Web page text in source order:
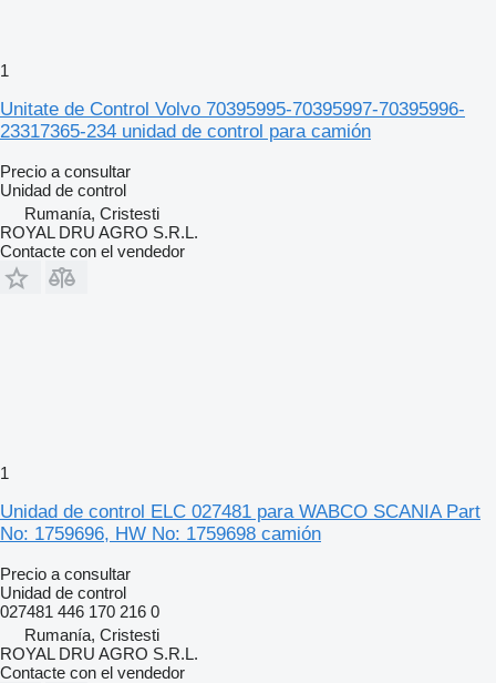
1
Unitate de Control Volvo 70395995-70395997-70395996-
23317365-234 unidad de control para camión
Precio a consultar
Unidad de control
Rumanía, Cristesti
ROYAL DRU AGRO S.R.L.
Contacte con el vendedor
1
Unidad de control ELC 027481 para WABCO SCANIA Part
No: 1759696, HW No: 1759698 camión
Precio a consultar
Unidad de control
027481 446 170 216 0
Rumanía, Cristesti
ROYAL DRU AGRO S.R.L.
Contacte con el vendedor